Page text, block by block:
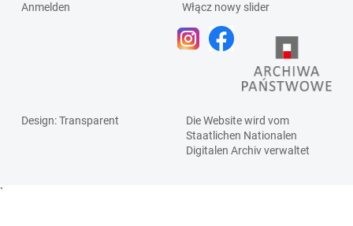
Anmelden
Włącz nowy slider
Design: Transparent
Die Website wird vom
Staatlichen Nationalen
Digitalen Archivverwaltet
`